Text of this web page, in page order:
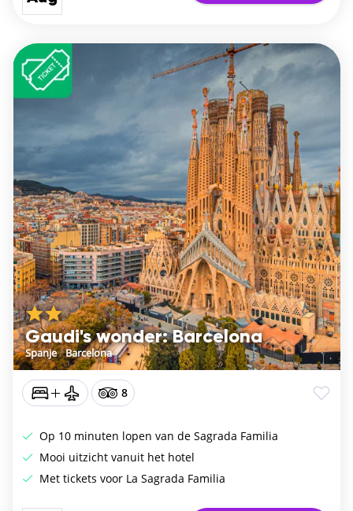
Gaudi's wonder: Barcelona
Spanje/Barcelona
8
Op 10 minuten lopen van de Sagrada Familia
Mooi uitzicht vanuit het hotel
Met tickets voor La Sagrada Familia